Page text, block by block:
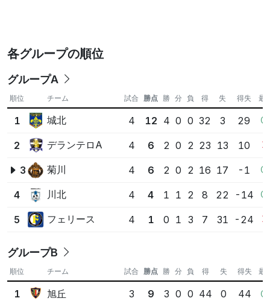
各グループの順位
グループA
順位 チーム 試合 勝点 勝 分 負 得 失 得失 最
1 城北 4 12 4 0 0 32 3 29
2 デランテロA 4 6 2 0 2 23 13 10
3 菊川 4 6 2 0 2 16 17 -1
4 川北 4 4 1 1 2 8 22 -14
5 フェリース 4 1 0 1 3 7 31 -24
グループB
順位 チーム 試合 勝点 勝 分 負 得 失 得失 最
1 旭丘 3 9 3 0 0 44 0 44